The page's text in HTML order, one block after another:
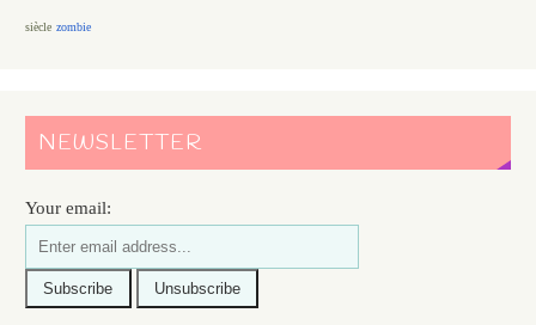
siècle zombie
NEWSLETTER
Your email: